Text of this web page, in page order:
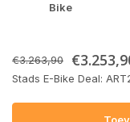
Bike
€3.263,90
Stads E-Bike Deal: